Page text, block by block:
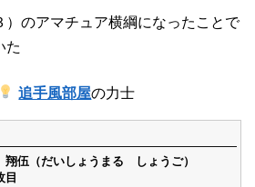
）のアマチュア横綱になったことで
た
追手風部屋の力士
伍（だいしょうまる しょうご）
目